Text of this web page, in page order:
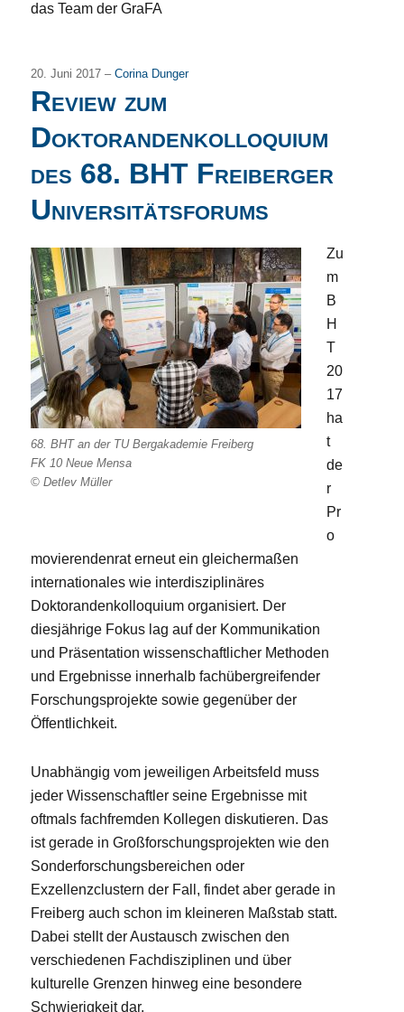
das Team der GraFA
20. Juni 2017 –Corina Dunger
Review zum
Doktorandenkolloquium
des 68. BHT Freiberger
Universitätsforums
68. BHT an der TU Bergakademie Freiberg
FK 10 Neue Mensa
© Detlev Müller
Zu
m
B
H
T
20
17
ha
t
de
r
Pr
o
movierendenrat erneut ein gleichermaßen
internationales wie interdisziplinäres
Doktorandenkolloquium organisiert. Der
diesjährige Fokus lag auf der Kommunikation
und Präsentation wissenschaftlicher Methoden
und Ergebnisse innerhalb fachübergreifender
Forschungsprojekte sowie gegenüber der
Öffentlichkeit.
Unabhängig vom jeweiligen Arbeitsfeld muss
jeder Wissenschaftler seine Ergebnisse mit
oftmals fachfremden Kollegen diskutieren. Das
ist gerade in Großforschungsprojekten wie den
Sonderforschungsbereichen oder
Exzellenzclustern der Fall, findet aber gerade in
Freiberg auch schon im kleineren Maßstab statt.
Dabei stellt der Austausch zwischen den
verschiedenen Fachdisziplinen und über
kulturelle Grenzen hinweg eine besondere
Schwierigkeit dar.